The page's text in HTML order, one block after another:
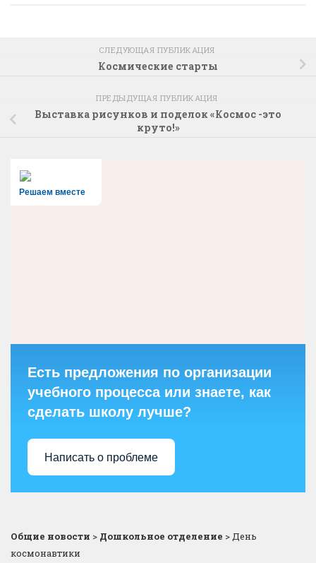
СЛЕДУЮЩАЯ ПУБЛИКАЦИЯ
Космические старты
ПРЕДЫДУЩАЯ ПУБЛИКАЦИЯ
Выставка рисунков и поделок «Космос -это
круто!»
Решаем вместе
Есть предложения по организации
учебного процесса или знаете, как
сделать школу лучше?
Написать о проблеме
Общие новости > Дошкольное отделение >День
космонавтики